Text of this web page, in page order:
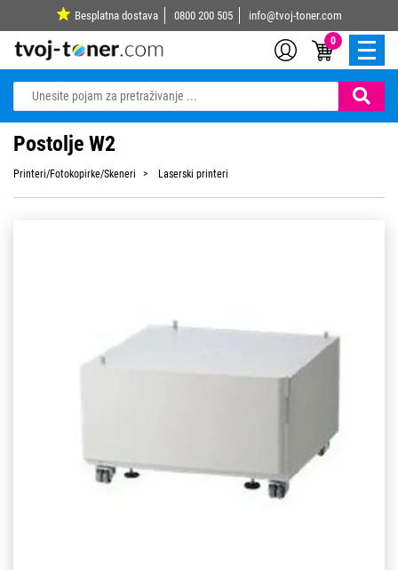
Besplatna dostava 0800 200 505 info@tvoj-toner.com
0
Postolje W2
Printeri/Fotokopirke/Skeneri Laserski printeri